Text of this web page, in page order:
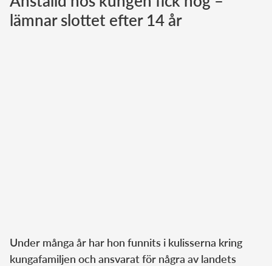
Norska kungahuset
lämnar slottet efter 14 år
Under många år har hon funnits i kulisserna kring
kungafamiljen och ansvarat för några av landets